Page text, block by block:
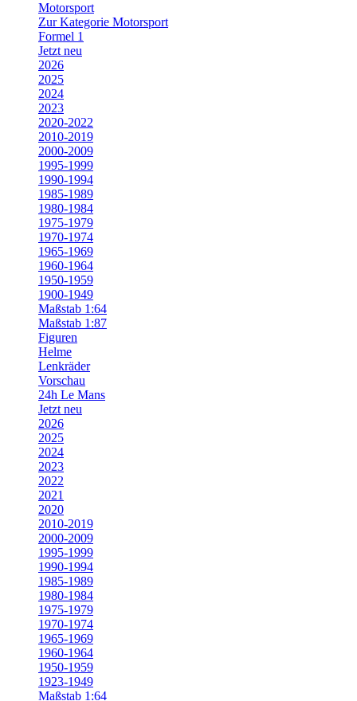
Motorsport
Zur Kategorie Motorsport
Formel 1
Jetzt neu
2026
2025
2024
2023
2020-2022
2010-2019
2000-2009
1995-1999
1990-1994
1985-1989
1980-1984
1975-1979
1970-1974
1965-1969
1960-1964
1950-1959
1900-1949
Maßstab 1:64
Maßstab 1:87
Figuren
Helme
Lenkräder
Vorschau
24h Le Mans
Jetzt neu
2026
2025
2024
2023
2022
2021
2020
2010-2019
2000-2009
1995-1999
1990-1994
1985-1989
1980-1984
1975-1979
1970-1974
1965-1969
1960-1964
1950-1959
1923-1949
Maßstab 1:64